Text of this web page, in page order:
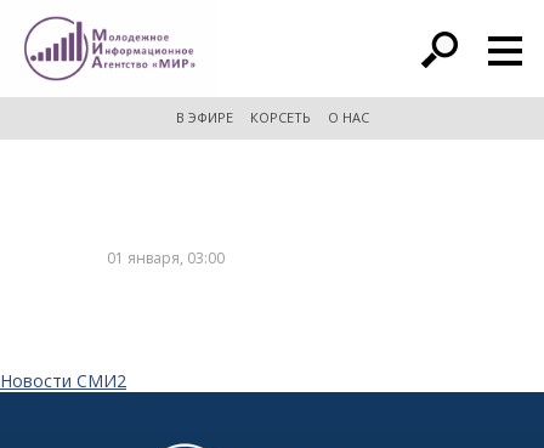
расширенный поиск
В ЭФИРЕ КОРСЕТЬ О НАС
01 января, 03:00
Новости СМИ2